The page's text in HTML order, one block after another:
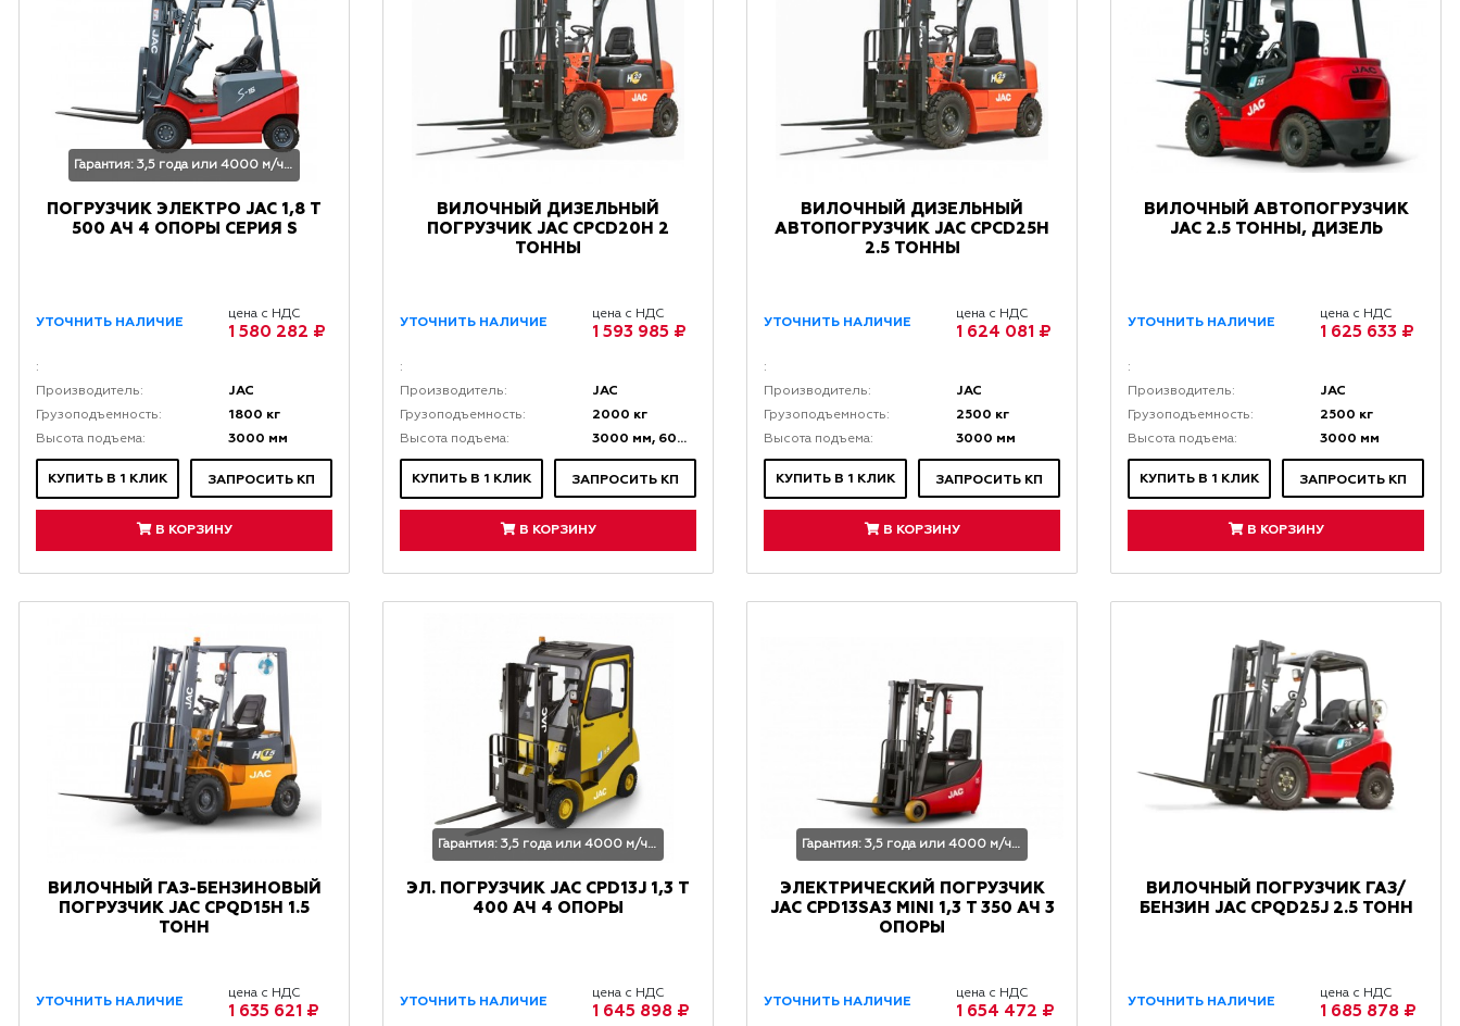
Гарантия: 3,5 года или 4000 м/час
ПОГРУЗЧИК ЭЛЕКТРО JAC 1,8 Т
500 АЧ 4 ОПОРЫ СЕРИЯ S
УТОЧНИТЬ НАЛИЧИЕ
цена с НДС
1 580 282 ₽
:
Производитель:
JAC
Грузоподъемность: 1800 кг
Высота подъема: 3000 мм
КУПИТЬ В 1 КЛИК ЗАПРОСИТЬ КП
В КОРЗИНУ
ВИЛОЧНЫЙ ДИЗЕЛЬНЫЙ
ПОГРУЗЧИК JAC CPCD20H 2
ТОННЫ
УТОЧНИТЬ НАЛИЧИЕ
цена с НДС
1 593 985 ₽
:
Производитель:
JAC
Грузоподъемность: 2000 кг
Высота подъема: 3000 мм, 6000 мм
КУПИТЬ В 1 КЛИК ЗАПРОСИТЬ КП
В КОРЗИНУ
ВИЛОЧНЫЙ ДИЗЕЛЬНЫЙ
АВТОПОГРУЗЧИК JAC CPCD25H
2.5 ТОННЫ
УТОЧНИТЬ НАЛИЧИЕ
цена с НДС
1 624 081 ₽
:
Производитель:
JAC
Грузоподъемность: 2500 кг
Высота подъема: 3000 мм
КУПИТЬ В 1 КЛИК ЗАПРОСИТЬ КП
В КОРЗИНУ
ВИЛОЧНЫЙ АВТОПОГРУЗЧИК
JAC 2.5 ТОННЫ, ДИЗЕЛЬ
УТОЧНИТЬ НАЛИЧИЕ
цена с НДС
1 625 633 ₽
:
Производитель:
JAC
Грузоподъемность: 2500 кг
Высота подъема: 3000 мм
КУПИТЬ В 1 КЛИК ЗАПРОСИТЬ КП
В КОРЗИНУ
ВИЛОЧНЫЙ ГАЗ-БЕНЗИНОВЫЙ
ПОГРУЗЧИК JAC CPQD15Н 1.5
ТОНН
УТОЧНИТЬ НАЛИЧИЕ
цена с НДС
1 635 621 ₽
Гарантия: 3,5 года или 4000 м/час
ЭЛ. ПОГРУЗЧИК JAC CPD13J 1,3 Т
400 АЧ 4 ОПОРЫ
УТОЧНИТЬ НАЛИЧИЕ
цена с НДС
1 645 898 ₽
Гарантия: 3,5 года или 4000 м/час
ЭЛЕКТРИЧЕСКИЙ ПОГРУЗЧИК
JAC CPD13SA3 MINI 1,3 Т 350 АЧ 3
ОПОРЫ
УТОЧНИТЬ НАЛИЧИЕ
цена с НДС
1 654 472 ₽
ВИЛОЧНЫЙ ПОГРУЗЧИК ГАЗ/
БЕНЗИН JAC CPQD25J 2.5 ТОНН
УТОЧНИТЬ НАЛИЧИЕ
цена с НДС
1 685 878 ₽